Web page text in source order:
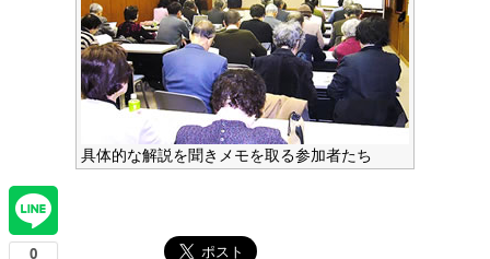
具体的な解説を聞きメモを取る参加者たち